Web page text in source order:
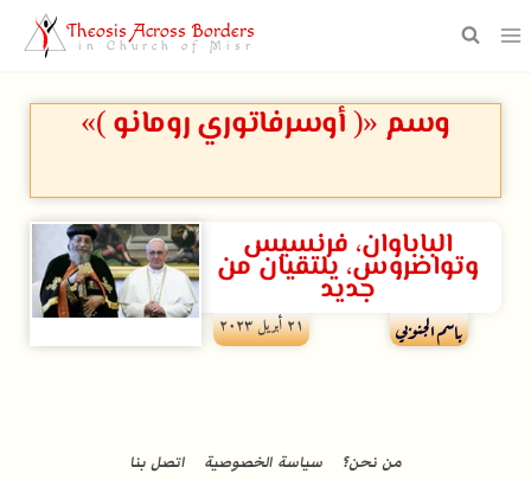
Theosis Across Borders
in Church of Misr
وسم «( أوسرفاتوري رومانو )»
الباباوان، فرنسيس
وتواضروس، يلتقيان من
جديد
باسم الجنوبي ۲۱ أبريل ۲۰۲۳
من نحن؟ سياسة الخصوصية اتصل بنا